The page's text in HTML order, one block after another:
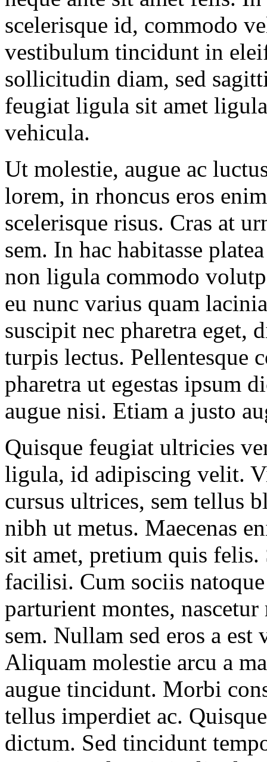
scelerisque id, commodo
vestibulum tincidunt in
sollicitudin diam, sed
feugiat ligula sit amet
vehicula.
Ut molestie, augue ac
lorem, in rhoncus eros
scelerisque risus. Cras at
sem. In hac habitasse
non ligula commodo
eu nunc varius quam
suscipit nec pharetra eget,
turpis lectus. Pellentesque
pharetra ut egestas ipsum
augue nisi. Etiam a justo
Quisque feugiat ultricies
ligula, id adipiscing velit.
cursus ultrices, sem tellus
nibh ut metus. Maecenas
sit amet, pretium quis
facilisi. Cum sociis
parturient montes,
sem. Nullam sed eros a
Aliquam molestie arcu a
augue tincidunt. Morbi
tellus imperdiet ac.
dictum. Sed tincidunt